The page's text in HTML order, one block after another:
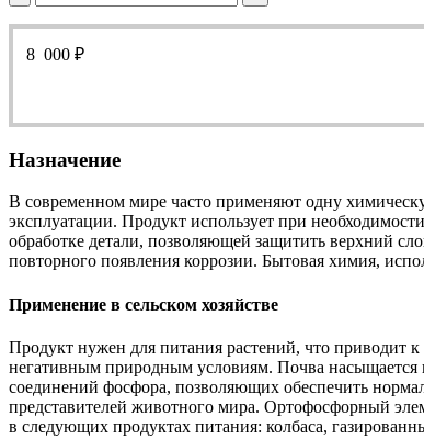
8 000 ₽
Назначение
В современном мире часто применяют одну
эксплуатации. Продукт использует при
обработке детали, позволяющей защитить верхний
повторного появления коррозии. Бытовая химия,
Применение в сельском хозяйстве
Продукт нужен для питания растений, что приводит
негативным природным условиям. Почва насыщается
соединений фосфора, позволяющих обеспечить
представителей животного мира. Ортофосфорный
в следующих продуктах питания: колбаса,